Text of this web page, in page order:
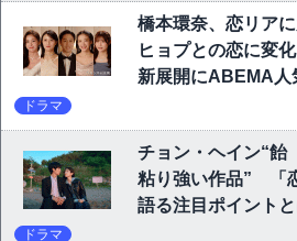
橋本環奈、恋リア
ヒョプとの恋に変
新展開にABEMA人
ドラマ
チョン・ヘイン“飴
粘り強い作品” 「
語る注目ポイント
ドラマ